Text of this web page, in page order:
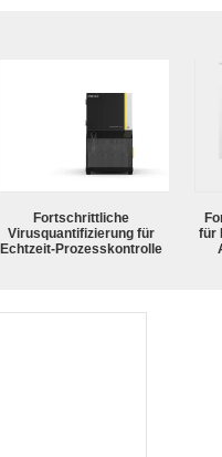
Fortschrittliche
Virusquantifizierung für
Echtzeit-Prozesskontrolle
für